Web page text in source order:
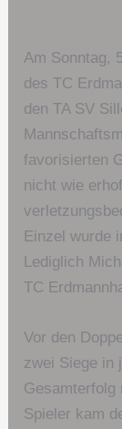
Am Sonntag,
des TC
den TA SV
favorisierten
nicht wie
Einzel wurde
Lediglich
TC
Vor den
zwei Siege in
Gesamterfolg
Spieler kam